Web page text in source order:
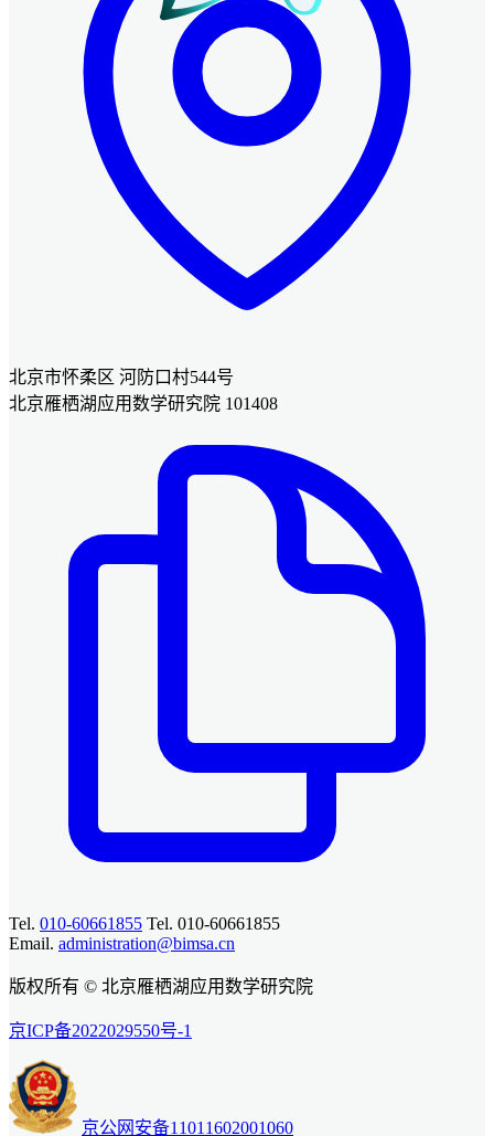
北京市怀柔区 河防口村544号
北京雁栖湖应用数学研究院 101408
Tel. 010-60661855 Tel. 010-60661855
Email. administration@bimsa.cn
版权所有 © 北京雁栖湖应用数学研究院
京ICP备2022029550号-1
京公网安备11011602001060